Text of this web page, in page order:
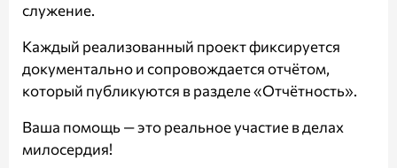
служение.
Каждый реализованный проект фиксируется
документально и сопровождается отчётом,
который публикуются в разделе«Отчётность».
Ваша помощь — это реальное участие в делах
милосердия!